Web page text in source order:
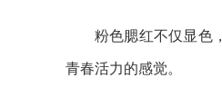
粉色腮红不仅显色
青春活力的感觉。